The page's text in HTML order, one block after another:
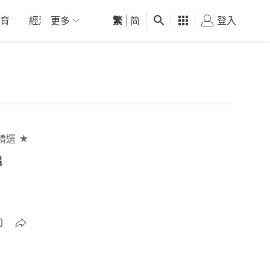
經濟 01深圳 觀點 健康 好食玩飛
更多 繁 简 登入
選 ★